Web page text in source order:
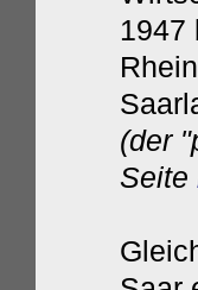
1947
(der
Seite